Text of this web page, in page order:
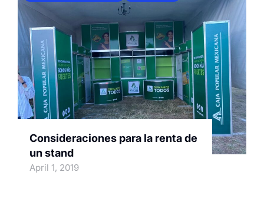
Consideraciones para la renta de
un stand
April 1, 2019